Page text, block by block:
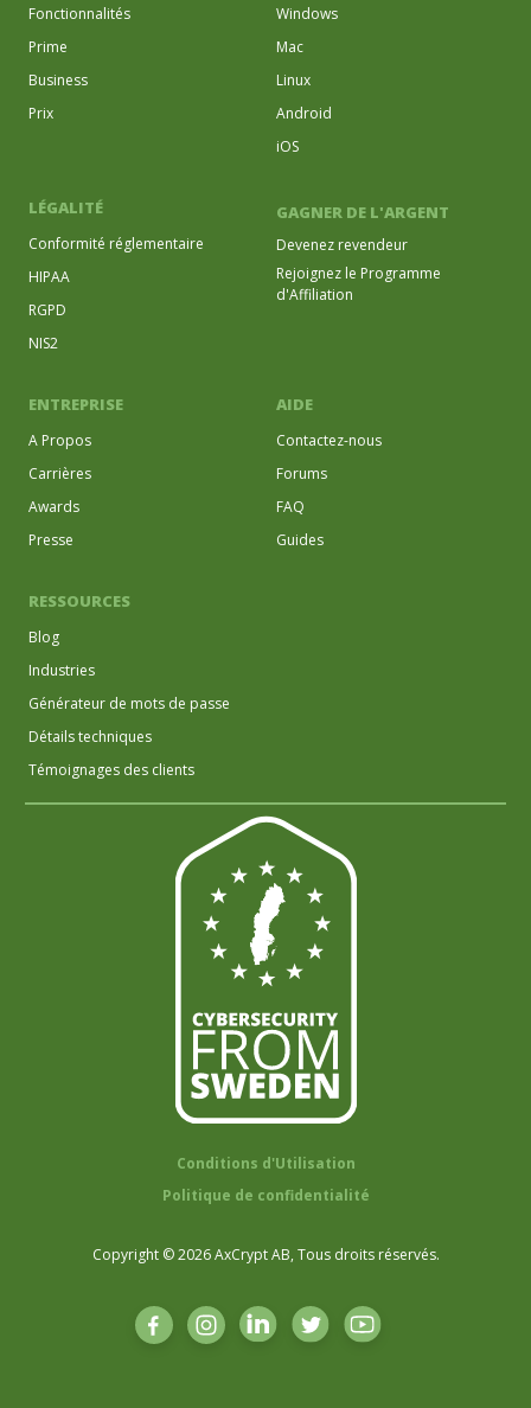
Fonctionnalités
Prime
Business
Prix
Windows
Mac
Linux
Android
iOS
LÉGALITÉ
Conformité réglementaire
HIPAA
RGPD
NIS2
GAGNER DE L'ARGENT
Devenez revendeur
Rejoignez le Programme
d'Affiliation
ENTREPRISE
A Propos
Carrières
Awards
Presse
AIDE
Contactez-nous
Forums
FAQ
Guides
RESSOURCES
Blog
Industries
Générateur de mots de passe
Détails techniques
Témoignages des clients
Conditions d'Utilisation
Politique de confidentialité
Copyright © 2026 AxCrypt AB, Tous droits réservés.